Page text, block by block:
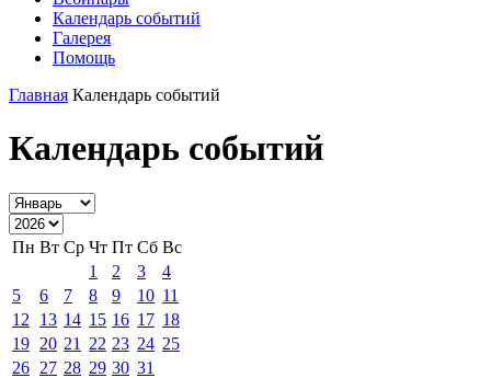
Календарь событий
Галерея
Помощь
Главная Календарь событий
Календарь событий
Пн Вт Ср Чт Пт Сб Вс
1
2 3
4
5
6 7 8 9 10 11
12
13 14 15 16 17 18
19 20 21 22 23 24 25
26 27 28 29 30 31